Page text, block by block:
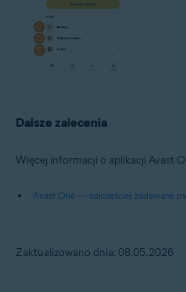
Dalsze zalecenia
Więcej informacji o aplikacji Avast
Avast One — najczęściej zadawane
Zaktualizowano dnia: 08.05.2026